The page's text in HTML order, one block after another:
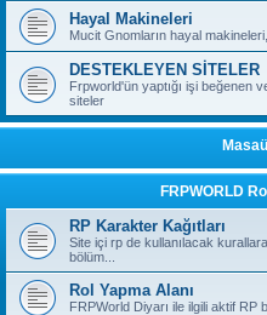
Hayal Makineleri
Mucit Gnomların hayal
DESTEKLEYEN SİTELER
Frpworld'ün yaptığı işi beğenen
siteler
FRPWORLD
RP Karakter Kağıtları
Site içi rp de kullanılacak
bölüm...
Rol Yapma Alanı
FRPWorld Diyarı ile ilgili aktif RP